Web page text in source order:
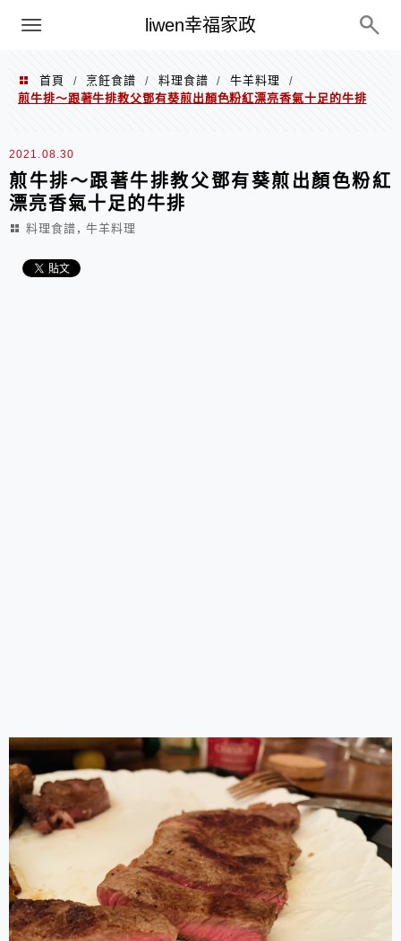
liwen幸福家政
menu
首頁 / 烹飪食譜 / 料理食譜 / 牛羊料理
/
煎牛排～跟著牛排教父鄧有葵煎出顏色粉紅漂亮香氣十足的牛排
2021.08.30
煎牛排～跟著牛排教父鄧有葵煎出顏色粉紅
漂亮香氣十足的牛排
料理食譜 , 牛羊料理